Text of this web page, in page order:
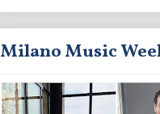
Milano Music